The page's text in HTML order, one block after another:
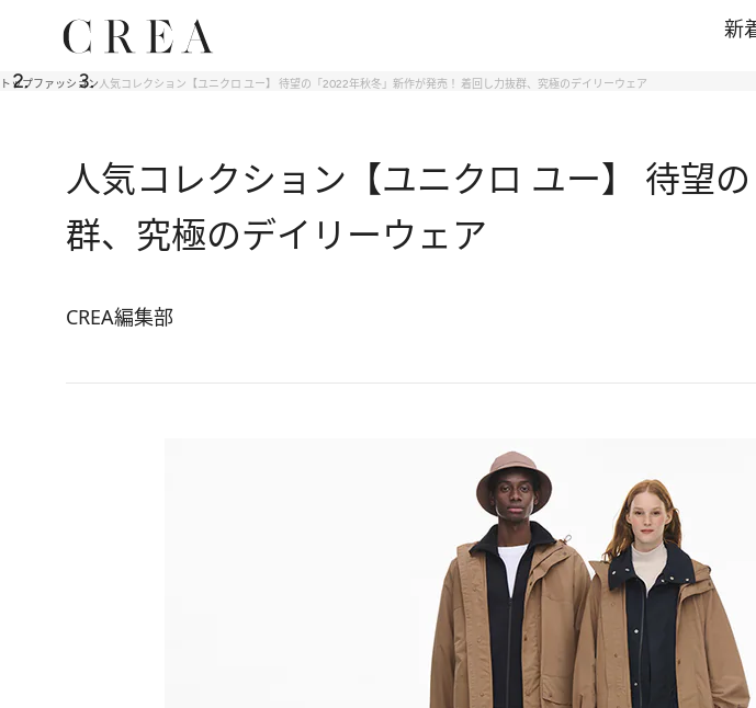
新
トップファッション人気コレクション【ユニクロ ユー】 待望の「2022年秋冬」新作が発売！ 着回し力抜群、究極のデイリーウェア
人気コレクション【ユニクロ ユー】 待望
群、究極のデイリーウェア
CREA編集部